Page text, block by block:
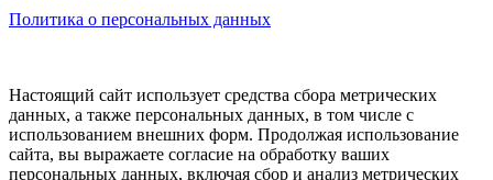
Политика о персональных данных
Настоящий сайт использует средства сбора метрических
данных, а также персональных данных, в том числе с
использованием внешних форм. Продолжая использование
сайта, вы выражаете согласие на обработку ваших
персональных данных, включая сбор и анализ метрических